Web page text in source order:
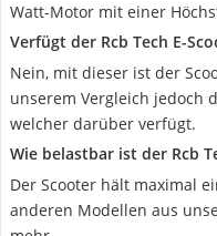
Watt-Motor mit einer
Verfügt der Rcb Tech E-
Nein, mit dieser ist der
unserem Vergleich jedoch
welcher darüber verfügt.
Wie belastbar ist der Rcb
Der Scooter hält maximal
anderen Modellen aus